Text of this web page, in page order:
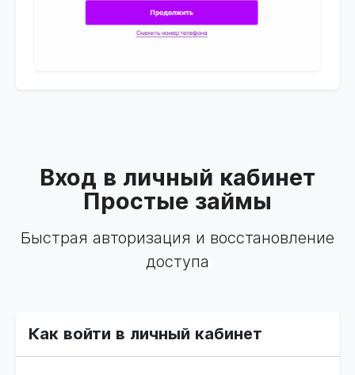
Вход в личный кабинет
Простые займы
Быстрая авторизация и восстановление
доступа
Как войти в личный кабинет